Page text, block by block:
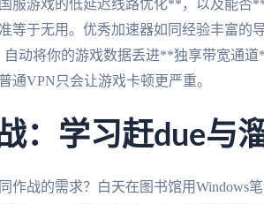
服游戏的低延迟线路优化**，以及能否
等于无用。优秀加速器如同经验丰富的
自动将你的游戏数据丢进**独享带宽通
通VPN只会让游戏卡顿更严重。
：学习赶due与
作战的需求？白天在图书馆用Windows